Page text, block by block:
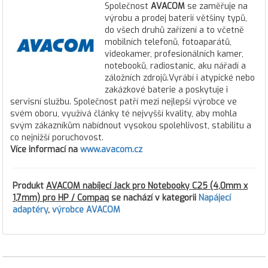
Společnost AVACOM se zaměřuje na
výrobu a prodej baterií většiny typů,
do všech druhů zařízení a to včetně
mobilních telefonů, fotoaparátů,
videokamer, profesionálních kamer,
notebooků, radiostanic, aku nářadí a
záložních zdrojů.Vyrábí i atypické nebo
zakázkové baterie a poskytuje i
servisní službu. Společnost patří mezi nejlepší výrobce ve
svém oboru, využívá články té nejvyšší kvality, aby mohla
svým zákazníkům nabídnout vysokou spolehlivost, stabilitu a
co nejnižší poruchovost.
Více informací na www.avacom.cz
Produkt AVACOM nabíjecí Jack pro Notebooky C25 (4,0mm x
1,7mm) pro HP / Compaq se nachází v kategorii Napájecí
adaptéry, výrobce AVACOM